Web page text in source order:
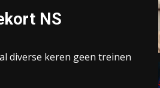
NS
diverse keren geen treinen